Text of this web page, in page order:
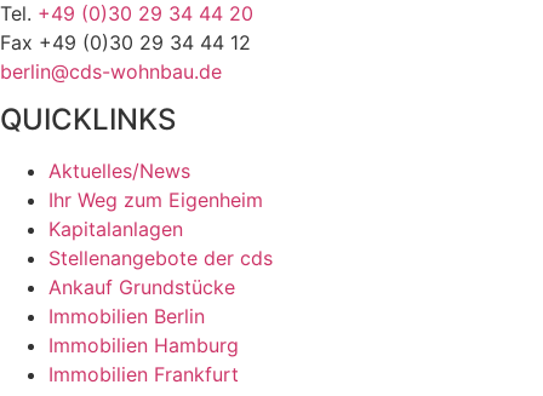
Tel. +49 (0)30 29 34 44 20
Fax +49 (0)30 29 34 44 12
berlin@cds-wohnbau.de
QUICKLINKS
Aktuelles/News
Ihr Weg zum Eigenheim
Kapitalanlagen
Stellenangebote der cds
Ankauf Grundstücke
Immobilien Berlin
Immobilien Hamburg
Immobilien Frankfurt